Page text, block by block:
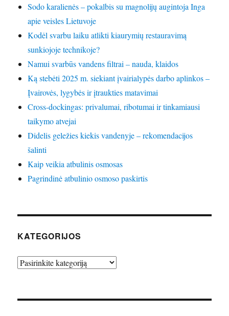
Sodo karalienės – pokalbis su magnolijų augintoja Inga
apie veisles Lietuvoje
Kodėl svarbu laiku atlikti kiaurymių restauravimą
sunkiojoje technikoje?
Namui svarbūs vandens filtrai – nauda, klaidos
Ką stebėti 2025 m. siekiant įvairialypės darbo aplinkos –
Įvairovės, lygybės ir įtraukties matavimai
Cross-dockingas: privalumai, ribotumai ir tinkamiausi
taikymo atvejai
Didelis geležies kiekis vandenyje – rekomendacijos
šalinti
Kaip veikia atbulinis osmosas
Pagrindinė atbulinio osmoso paskirtis
KATEGORIJOS
Kategorijos